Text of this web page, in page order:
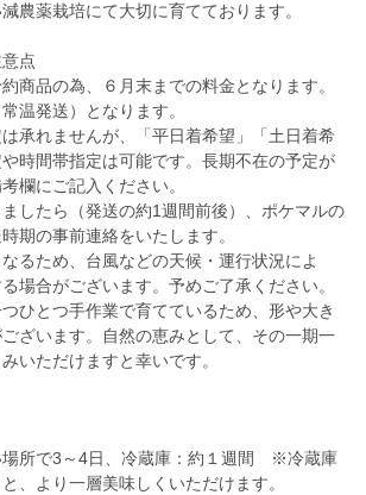
農薬栽培にて大切に育てております。
点
商品の為、６月末までの料金となります。
温発送）となります。
は承れませんが、「平日着希望」「土日着希
時間帯指定は可能です。長期不在の予定が
欄にご記入ください。
ましたら（発送の約1週間前後）、ポケマルの
期の事前連絡をいたします。
るため、台風などの天候・運行状況によ
場合がございます。予めご了承ください。
ひとつ手作業で育てているため、形や大き
ざいます。自然の恵みとして、その一期一
いただけますと幸いです。
場所で3～4日、冷蔵庫：約１週間 ※冷蔵庫
、より一層美味しくいただけます。